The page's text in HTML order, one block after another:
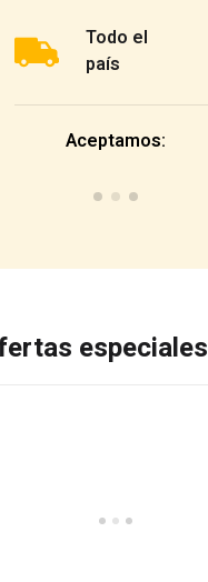
Todo el
país
Aceptamos:
especiales